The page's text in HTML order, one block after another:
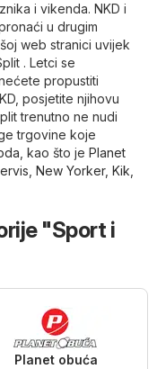
i vikenda. NKD i
u drugim
web stranici uvijek
. Letci se
propustiti
posjetite njihovu
trenutno ne nudi
trgovine koje
, kao što je Planet
New Yorker, Kik
"Sport i
Planet obuća